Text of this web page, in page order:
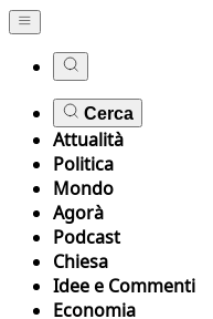
Cerca
Attualità
Politica
Mondo
Agorà
Podcast
Chiesa
Idee e Commenti
Economia